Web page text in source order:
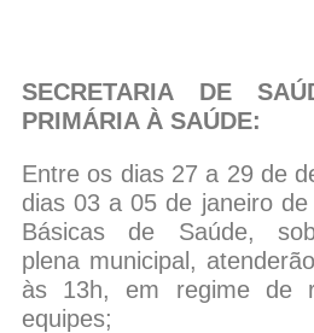
SECRETARIA DE
PRIMÁRIA À SAÚDE:
Entre os dias 27 a 29 de
dias 03 a 05 de janeiro
Básicas de Saúde, sob
plena municipal,
às 13h, em regime de
equipes;